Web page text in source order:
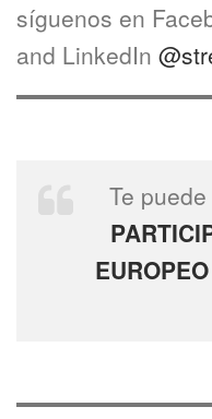
síguenos en
and LinkedIn
Te